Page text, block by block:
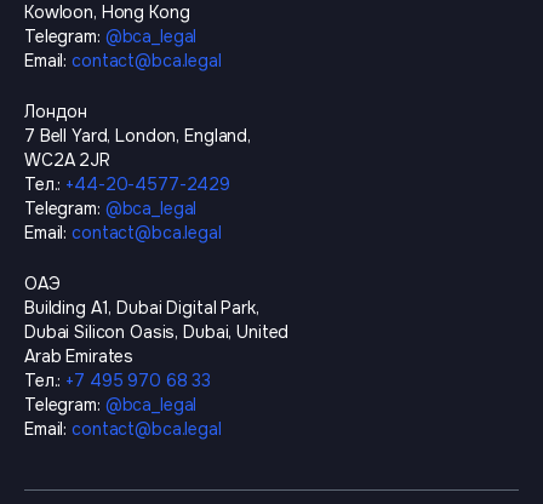
Kowloon, Hong Kong
Telegram: @bca_legal
Email: contact@bca.legal
Лондон
7 Bell Yard, London, England,
WC2A 2JR
Тел.: +44-20-4577-2429
Telegram: @bca_legal
Email: contact@bca.legal
ОАЭ
Building A1, Dubai Digital Park,
Dubai Silicon Oasis, Dubai, United
Arab Emirates
Тел.: +7 495 970 68 33
Telegram: @bca_legal
Email: contact@bca.legal